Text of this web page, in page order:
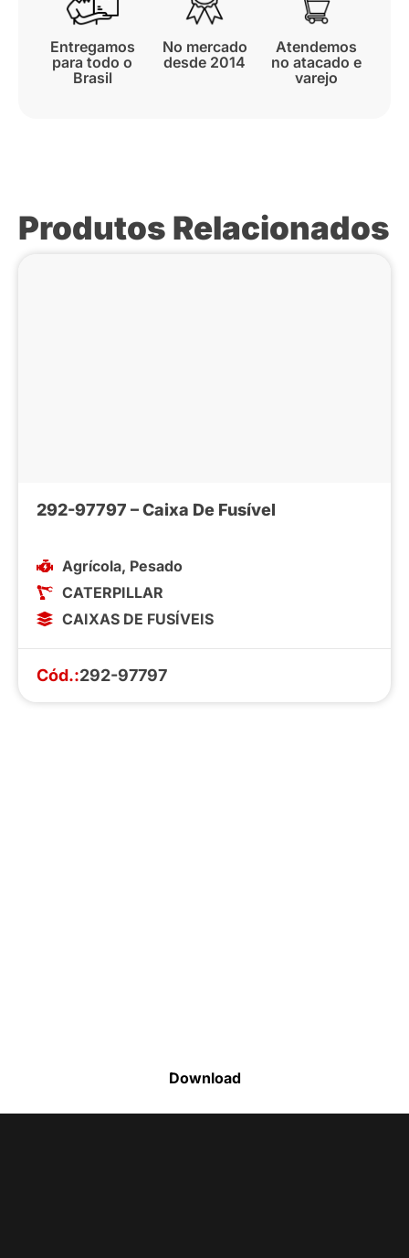
Entregamos
para todo o
Brasil
No mercado
desde 2014
Atendemos
no atacado e
varejo
Produtos Relacionados
292-97797 – Caixa De Fusível
Agrícola, Pesado
CATERPILLAR
CAIXAS DE FUSÍVEIS
Cód.:292-97797
Download